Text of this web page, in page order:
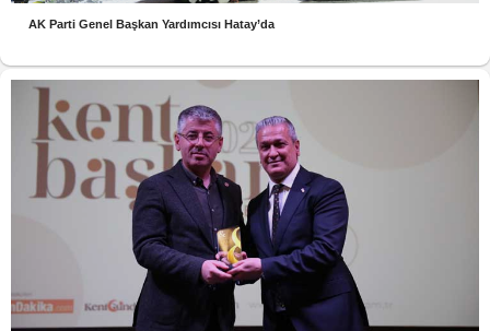
AK Parti Genel Başkan Yardımcısı Hatay’da